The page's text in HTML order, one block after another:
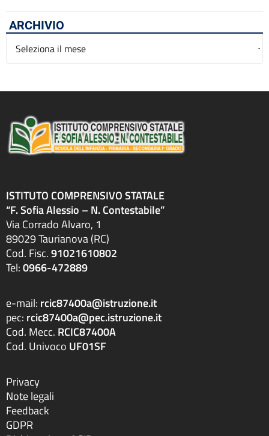
ARCHIVIO
Archivio
ISTITUTO COMPRENSIVO STATALE
“F. Sofia Alessio – N. Contestabile”
Via Corrado Alvaro, 1
89029 Taurianova (RC)
Cod. Fisc.91021610802
Tel:0966-472889
e-mail: rcic87400a@istruzione.it
pec: rcic87400a@pec.istruzione.it
Cod. Mecc. RCIC87400A
Cod. Univoco UF01SF
Privacy
Note legali
Feedback
GDPR